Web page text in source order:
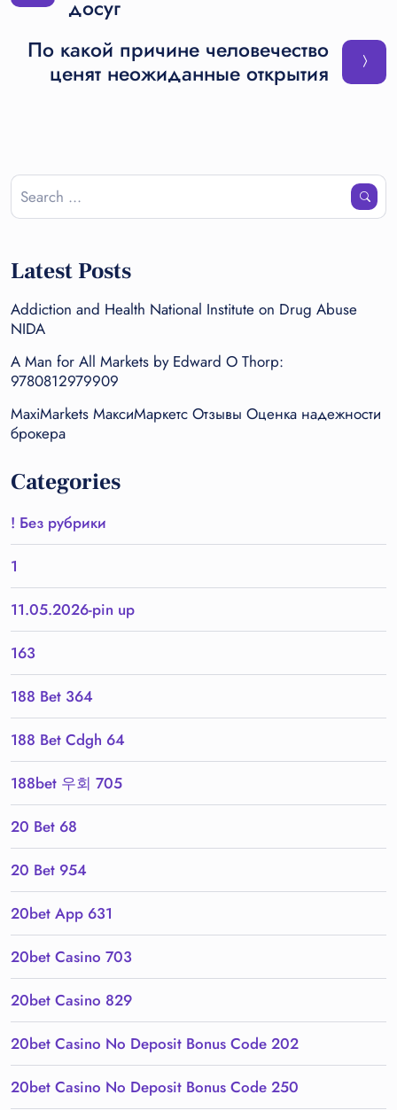
досуг
По какой причине человечество
ценят неожиданные открытия
Latest Posts
Addiction and Health National Institute on Drug Abuse
NIDA
A Man for All Markets by Edward O Thorp:
9780812979909
MaxiMarkets МаксиМаркетс Отзывы Оценка надежности
брокера
Categories
! Без рубрики
1
11.05.2026-pin up
163
188 Bet 364
188 Bet Cdgh 64
188bet 우회 705
20 Bet 68
20 Bet 954
20bet App 631
20bet Casino 703
20bet Casino 829
20bet Casino No Deposit Bonus Code 202
20bet Casino No Deposit Bonus Code 250